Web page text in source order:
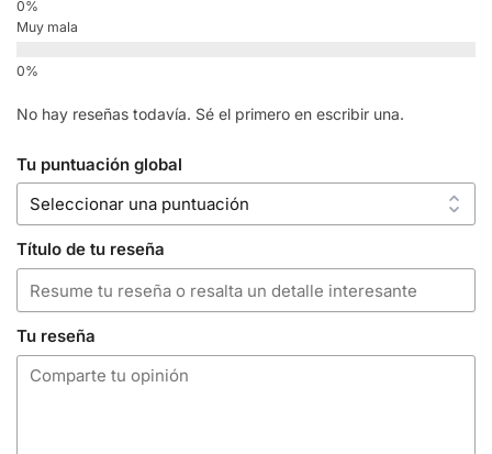
Muy mala
No hay reseñas todavía. Sé el primero en escribir una.
Tu puntuación global
Título de tu reseña
Tu reseña